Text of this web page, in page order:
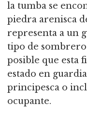
la tumba se
piedra arenisca
representa a un
tipo de
posible que esta
estado en
principesca o
ocupante.